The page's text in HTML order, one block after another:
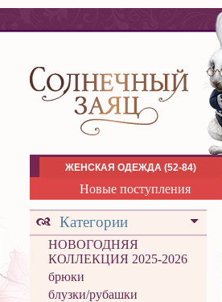
ЖЕНСКАЯ ОДЕЖДА (52-84)
Новые поступления
Категории
НОВОГОДНЯЯ
КОЛЛЕКЦИЯ 2025-2026
брюки
блузки/рубашки